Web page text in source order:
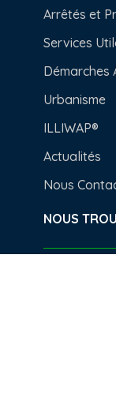
Arrêtés et
Services
Démarches
Urbanisme
ILLIWAP®
Actualités
Nous
NOUS